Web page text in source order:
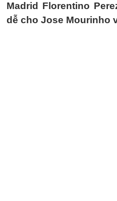
Madrid Florentino
dễ cho Jose Mourinho